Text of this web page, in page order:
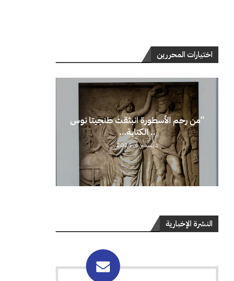
اختيارات المحررين
“من رحم الأسطورة انبثقت طنجيتا نوس
.. الكتابة...
ديسمبر 6, 2025
النشرة الإخبارية